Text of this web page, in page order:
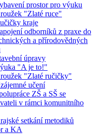
prostor pro výuku
"Zlaté ruce"
kraje
odborníků z praxe do
a přírodovědných
úpravy
"A je to!"
"Zlaté ručičky"
učení
ZŠ a SŠ se
v rámci komunitního
setkání metodiků
a KA